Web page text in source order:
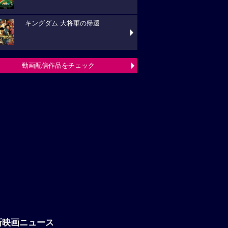
キングダム 大将軍の帰還
動画配信作品をチェック
映画ニュース